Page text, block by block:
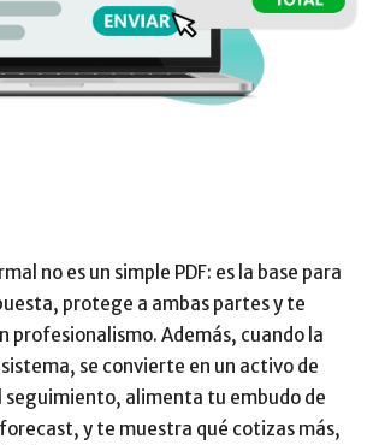
no es un simple PDF: es la base para
protege a ambas partes y te
profesionalismo. Además, cuando la
se convierte en un activo de
alimenta tu embudo de
y te muestra qué cotizas más,